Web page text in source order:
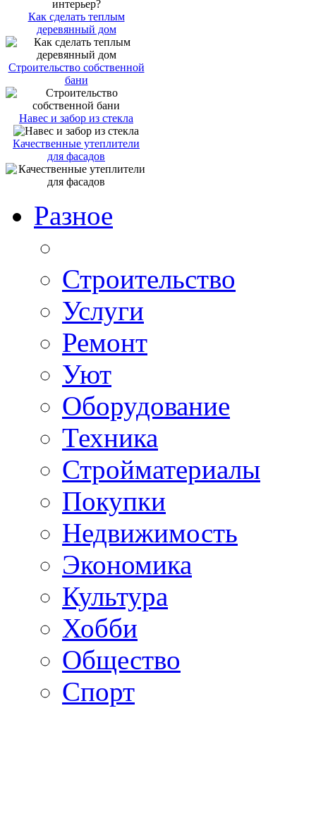
Как сделать теплым
деревянный дом
Строительство собственной
бани
Навес и забор из стекла
Качественные утеплители
для фасадов
Разное
Строительство
Услуги
Ремонт
Уют
Оборудование
Техника
Стройматериалы
Покупки
Недвижимость
Экономика
Культура
Хобби
Общество
Спорт